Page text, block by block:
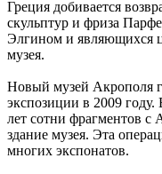
Греция добивается
скульптур и фриза
Элгином и являющихся
музея.
Новый музей Акрополя
экспозиции в 2009
лет сотни фрагментов с
здание музея. Эта
многих экспонатов.